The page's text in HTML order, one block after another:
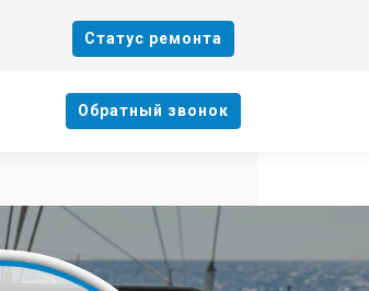
Cтатус ремонта
Oбратный звонок